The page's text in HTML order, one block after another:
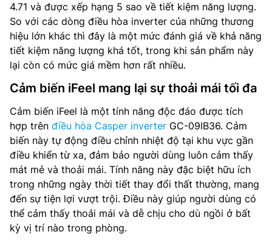
4.71 và được xếp hạng 5 sao về tiết kiệm năng lượng.
So với các dòng điều hòa inverter của những thương
hiệu lớn khác thì đây là một mức đánh giá về khả năng
tiết kiệm năng lượng khá tốt, trong khi sản phẩm này
lại còn có mức giá mềm hơn rất nhiều.
Cảm biến iFeel mang lại sự thoải mái tối đa
Cảm biến iFeel là một tính năng độc đáo được tích
hợp trên điều hòa Casper inverter GC-09IB36. Cảm
biến này tự động điều chỉnh nhiệt độ tại khu vực gần
điều khiển từ xa, đảm bảo người dùng luôn cảm thấy
mát mẻ và thoải mái. Tính năng này đặc biệt hữu ích
trong những ngày thời tiết thay đổi thất thường, mang
đến sự tiện lợi vượt trội. Điều này giúp người dùng có
thể cảm thấy thoải mái và dễ chịu cho dù ngồi ở bất
kỳ vị trí nào trong phòng.